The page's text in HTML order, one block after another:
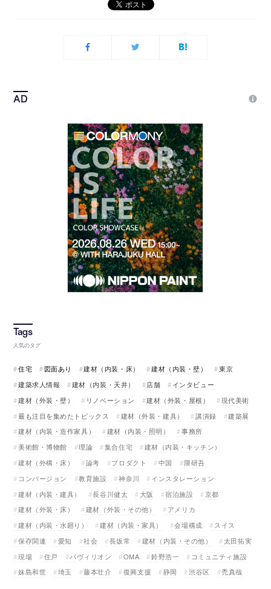
人気のタグ
住宅 図面あり 建材（内装・床） 建材（内装・壁）
東京
建築求人情報
建材（内装・天井） 店舗
インタビュー
建材（外装・壁）
リノベーション 建材（外装・屋根）
現代美術
最も注目を集めたトピックス
建材（外装・建具） 講演録
建築展
建材（内装・造作家具）
建材（内装・照明）
事務所
美術館・博物館
理論 集合住宅
建材（内装・キッチン）
建材（外構・床）
論考 プロダクト 中国
隈研吾
コンバージョン
教育施設 神奈川
インスタレーション
建材（内装・建具）
長谷川健太 大阪 宿泊施設
京都
建材（外装・床）
建材（外装・その他）
アメリカ
建材（内装・水廻り）
建材（内装・家具） 会場構成
スイス
保存関連
愛知 社会 長坂常 建材（内装・その他）
太田拓実
現場
住戸 パヴィリオン OMA 鈴野浩一
コミュニティ施設
妹島和世
埼玉 藤本壮介 復興支援 静岡 渋谷区 禿真哉